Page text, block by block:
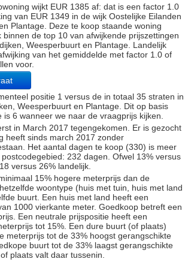
wijkt EUR 1385 af: dat is een factor 1.0
van EUR 1349 in de wijk Oostelijke Eilanden
Plantage. Deze te koop staande woning
de top 10 van afwijkende prijszettingen
Weesperbuurt en Plantage. Landelijk
van het gemiddelde met factor 1.0 of
voor.
positie 1 versus de in totaal 35 straten in
Weesperbuurt en Plantage. Dit op basis
6 wanneer we naar de vraagprijs kijken.
in March 2017 tegengekomen. Er is gezocht
heeft sinds march 2017 zonder
Het aantal dagen te koop (330) is meer
232 dagen. Ofwel 13% versus
versus 26% landelijk.
15% hogere meterprijs dan de
woontype (huis met tuin, huis met land
buurt. Een huis met land heeft een
1000 vierkante meter. Goedkoop betreft een
Een neutrale prijspositie heeft een
tot 15%. Een dure buurt (of plaats)
meterprijs tot de 33% hoogst gerangschikte
buurt tot de 33% laagst gerangschikte
plaats valt daar tussenin.